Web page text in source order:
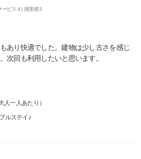
ービス 4 |清潔感 3
あり快適でした。建物は少し古さを感じ
次回も利用したいと思います。
人一人あたり）
ルステイ♪